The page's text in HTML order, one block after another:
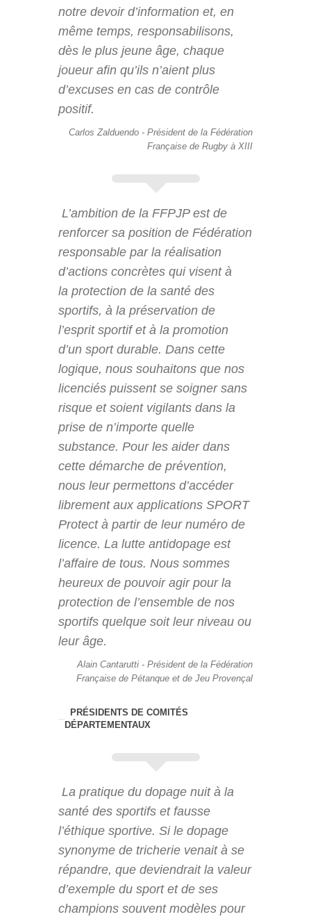
notre devoir d’information et, en
même temps, responsabilisons,
dès le plus jeune âge, chaque
joueur afin qu’ils n’aient plus
d’excuses en cas de contrôle
positif.
Carlos Zalduendo - Président de la Fédération
Française de Rugby à XIII
L’ambition de la FFPJP est de
renforcer sa position de Fédération
responsable par la réalisation
d’actions concrètes qui visent à
la protection de la santé des
sportifs, à la préservation de
l’esprit sportif et à la promotion
d’un sport durable. Dans cette
logique, nous souhaitons que nos
licenciés puissent se soigner sans
risque et soient vigilants dans la
prise de n’importe quelle
substance. Pour les aider dans
cette démarche de prévention,
nous leur permettons d’accéder
librement aux applications SPORT
Protect à partir de leur numéro de
licence. La lutte antidopage est
l’affaire de tous. Nous sommes
heureux de pouvoir agir pour la
protection de l’ensemble de nos
sportifs quelque soit leur niveau ou
leur âge.
Alain Cantarutti - Président de la Fédération
Française de Pétanque et de Jeu Provençal
PRÉSIDENTS DE COMITÉS
DÉPARTEMENTAUX
La pratique du dopage nuit à la
santé des sportifs et fausse
l’éthique sportive. Si le dopage
synonyme de tricherie venait à se
répandre, que deviendrait la valeur
d’exemple du sport et de ses
champions souvent modèles pour